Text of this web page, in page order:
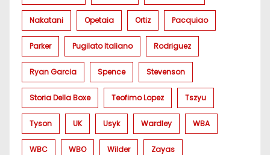
Nakatani Opetaia Ortiz Pacquiao
Parker Pugilato Italiano Rodriguez
Ryan Garcia Spence Stevenson
Storia Della Boxe Teofimo Lopez Tszyu
Tyson UK Usyk Wardley WBA
WBC WBO Wilder Zayas